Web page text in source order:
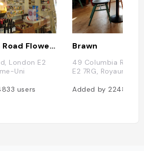
Columbia Road Flower Market
London E2
Uni
users
Brawn
49 Columbia Rd,
E2 7RG, Royaume-
Added by2248